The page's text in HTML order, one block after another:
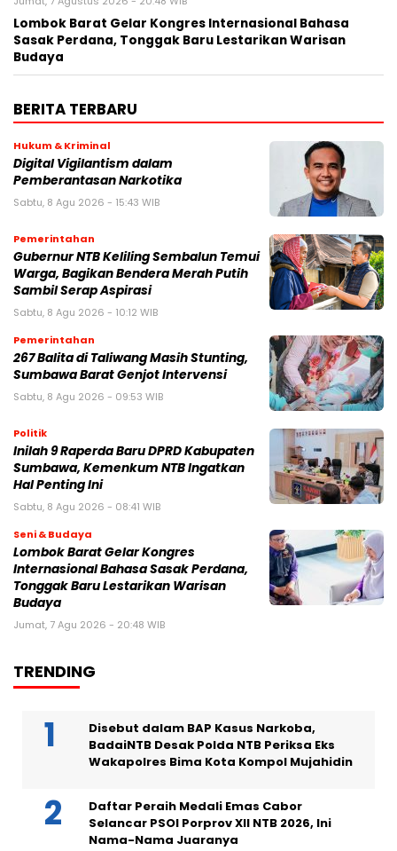
Lombok Barat Gelar Kongres Internasional Bahasa
Sasak Perdana, Tonggak Baru Lestarikan Warisan
Budaya
BERITA TERBARU
Hukum & Kriminal
Digital Vigilantism dalam
Pemberantasan Narkotika
Sabtu, 8 Agu 2026 - 15:43 WIB
Pemerintahan
Gubernur NTB Keliling Sembalun Temui
Warga, Bagikan Bendera Merah Putih
Sambil Serap Aspirasi
Sabtu, 8 Agu 2026 - 10:12 WIB
Pemerintahan
267 Balita di Taliwang Masih Stunting,
Sumbawa Barat Genjot Intervensi
Sabtu, 8 Agu 2026 - 09:53 WIB
Politik
Inilah 9 Raperda Baru DPRD Kabupaten
Sumbawa, Kemenkum NTB Ingatkan
Hal Penting Ini
Sabtu, 8 Agu 2026 - 08:41 WIB
Seni & Budaya
Lombok Barat Gelar Kongres
Internasional Bahasa Sasak Perdana,
Tonggak Baru Lestarikan Warisan
Budaya
Jumat, 7 Agu 2026 - 20:48 WIB
TRENDING
Disebut dalam BAP Kasus Narkoba,
BadaiNTB Desak Polda NTB Periksa Eks
Wakapolres Bima Kota Kompol Mujahidin
Daftar Peraih Medali Emas Cabor
Selancar PSOI Porprov XII NTB 2026, Ini
Nama-Nama Juaranya